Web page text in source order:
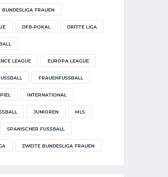
BUNDESLIGA FRAUEN
DFB-POKAL DRITTE LIGA
LEAGUE EUROPA LEAGUE
FRAUENFUSSBALL
INTERNATIONAL
JUNIOREN MLS
SPANISCHER FUSSBALL
ZWEITE BUNDESLIGA FRAUEN